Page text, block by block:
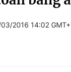
2016 14:02